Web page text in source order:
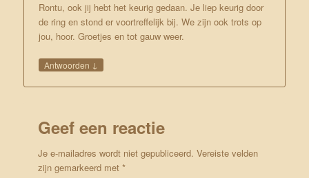
Rontu, ook jij hebt het keurig gedaan. Je liep keurig door
de ring en stond er voortreffelijk bij. We zijn ook trots op
jou, hoor. Groetjes en tot gauw weer.
Antwoorden ↓
Geef een reactie
Je e-mailadres wordt niet gepubliceerd. Vereiste velden
zijn gemarkeerd met*